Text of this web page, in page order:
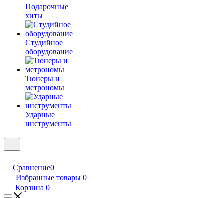
Подарочные
хиты
Студийное
оборудование
Тюнеры и
метрономы
Ударные
инструменты
Сравнение0
Избранные товары 0
Корзина 0